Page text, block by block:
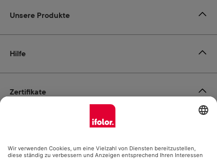
Zertifikate
Unsere Produkte
Hilfe